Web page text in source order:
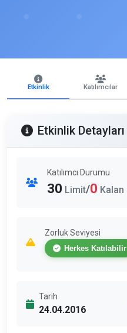
Etkinlik Katılımcılar
Etkinlik Detayları
Katılımcı Durumu
30 Limit/0 Kalan
Zorluk Seviyesi
Herkes Katılabilir
Tarih
24.04.2016